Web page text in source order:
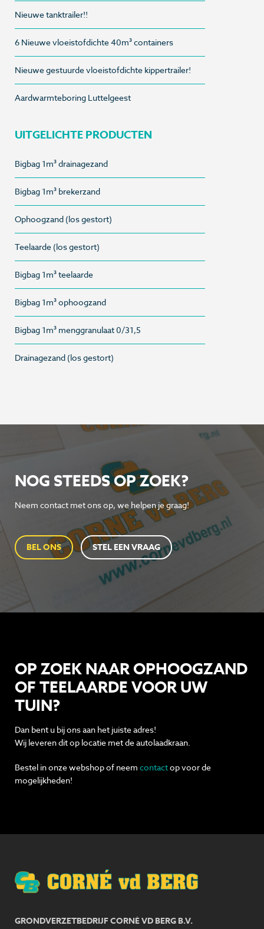
Nieuwe tanktrailer!!
6 Nieuwe vloeistofdichte 40m³ containers
Nieuwe gestuurde vloeistofdichte kippertrailer!
Aardwarmteboring Luttelgeest
UITGELICHTE PRODUCTEN
Bigbag 1m³ drainagezand
Bigbag 1m³ brekerzand
Ophoogzand (los gestort)
Teelaarde (los gestort)
Bigbag 1m³ teelaarde
Bigbag 1m³ ophoogzand
Bigbag 1m³ menggranulaat 0/31,5
Drainagezand (los gestort)
NOG STEEDS OP ZOEK?
Neem contact met ons op, we helpen je graag!
BEL ONS STEL EEN VRAAG
OP ZOEK NAAR OPHOOGZAND
OF TEELAARDE VOOR UW
TUIN?
Dan bent u bij ons aan het juiste adres!
Wij leveren dit op locatie met de autolaadkraan.
Bestel in onze webshop of neem contactop voor de
mogelijkheden!
GRONDVERZETBEDRIJF CORNÉ VD BERG B.V.